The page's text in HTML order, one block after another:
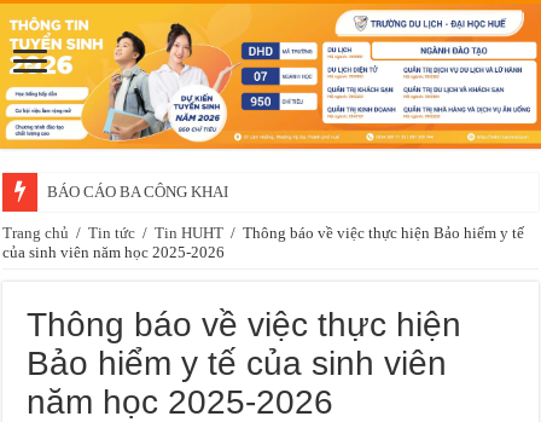
BÁO CÁO BA CÔNG KHAI
Thông báo về việc xét chọn sinh viên đề nghị nhận học bổng của doanh
Trang chủ / Tin tức / Tin HUHT / Thông báo về việc thực hiện Bảo hiểm y tế
của sinh viên năm học 2025-2026
Thông báo về việc thực hiện
Bảo hiểm y tế của sinh viên
năm học 2025-2026